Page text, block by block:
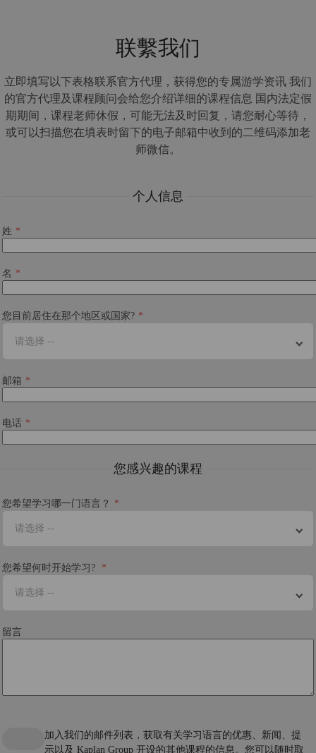
联繫我们
立即填写以下表格联系官方代理，获得您的专属游学资讯 我们
的官方代理及课程顾问会给您介绍详细的课程信息 国内法定假
期期间，课程老师休假，可能无法及时回复，请您耐心等待，
或可以扫描您在填表时留下的电子邮箱中收到的二维码添加老
师微信。
个人信息
姓
名
您目前居住在那个地区或国家?
请选择 --
邮箱
电话
您感兴趣的课程
您希望学习哪一门语言？
请选择 --
您希望何时开始学习?
请选择 --
留言
加入我们的邮件列表，获取有关学习语言的优惠、新闻、提
示以及 Kaplan Group 开设的其他课程的信息。您可以随时取